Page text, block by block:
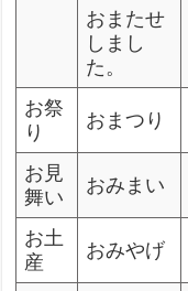
おまたせ
しまし
た。
お祭
り
おまつり
お見
舞い
おみまい
お土
産
おみやげ